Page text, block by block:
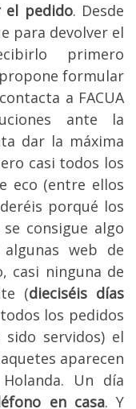
el pedido. Desde
para devolver el
primero
propone formular
a FACUA
ante la
dar la máxima
casi todos los
eco (entre ellos
porqué los
consigue algo
web de
casi ninguna de
(dieciséis días
los pedidos
servidos) el
aparecen
Un día
en casa. Y